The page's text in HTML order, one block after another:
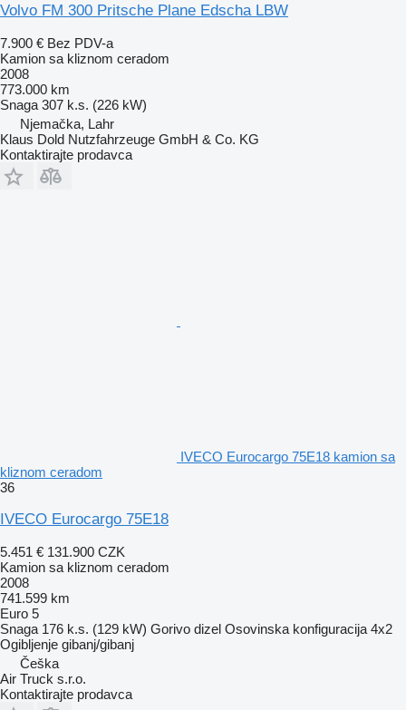
Volvo FM 300 Pritsche Plane Edscha LBW
7.900 € Bez PDV-a
Kamion sa kliznom ceradom
2008
773.000 km
Snaga 307 k.s. (226 kW)
Njemačka, Lahr
Klaus Dold Nutzfahrzeuge GmbH & Co. KG
Kontaktirajte prodavca
IVECO Eurocargo 75E18 kamion sa
kliznom ceradom
36
IVECO Eurocargo 75E18
5.451 € 131.900 CZK
Kamion sa kliznom ceradom
2008
741.599 km
Euro 5
Snaga 176 k.s. (129 kW) Gorivo dizel Osovinska konfiguracija 4x2
Ogibljenje gibanj/gibanj
Češka
Air Truck s.r.o.
Kontaktirajte prodavca